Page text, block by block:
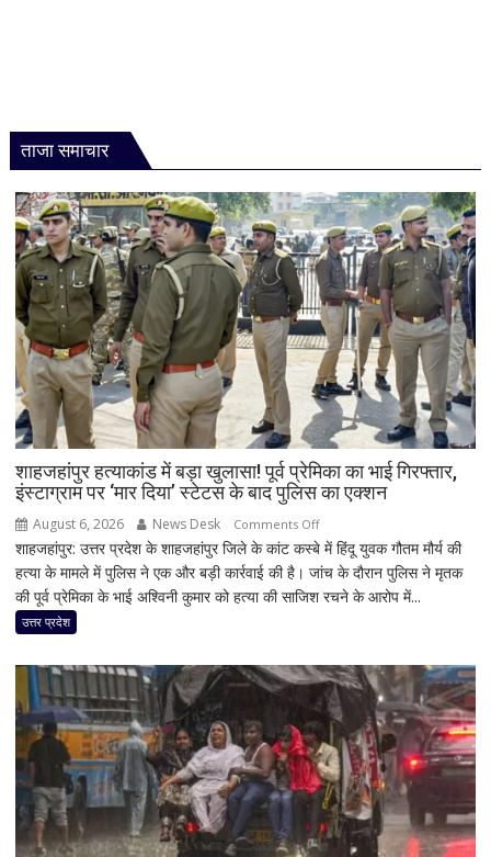
ताजा समाचार
शाहजहांपुर हत्याकांड में बड़ा खुलासा! पूर्व प्रेमिका का भाई गिरफ्तार,
इंस्टाग्राम पर ‘मार दिया’ स्टेटस के बाद पुलिस का एक्शन
August 6, 2026 News Desk Comments Offon
शाहजहांपुर
हत्याकांड
में
पूर्व
प्रेमिका
का
भाई
गिरफ्तार,
इंस्टाग्राम
पर
‘मार
शाहजहांपुर: उत्तर प्रदेश के शाहजहांपुर जिले के कांट कस्बे में हिंदू युवक गौतम मौर्य की
हत्या के मामले में पुलिस ने एक और बड़ी कार्रवाई की है। जांच के दौरान पुलिस ने मृतक
की पूर्व प्रेमिका के भाई अश्विनी कुमार को हत्या की साजिश रचने के आरोप में...
उत्तर प्रदेश